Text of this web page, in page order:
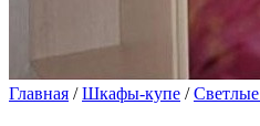
Главная /Шкафы-купе /